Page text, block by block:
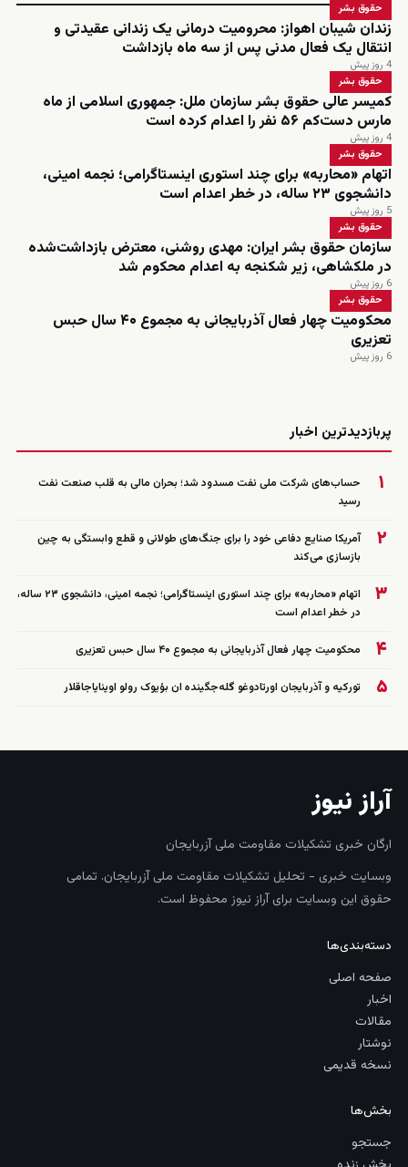
حقوق بشر
زندان شیبان اهواز: محرومیت درمانی یک زندانی عقیدتی و
انتقال یک فعال مدنی پس از سه ماه بازداشت
4 روز پیش
حقوق بشر
کمیسر عالی حقوق بشر سازمان ملل: جمهوری اسلامی از ماه
مارس دست‌کم ۵۶ نفر را اعدام کرده است
4 روز پیش
حقوق بشر
اتهام «محاربه» برای چند استوری اینستاگرامی؛ نجمه امینی،
دانشجوی ۲۳ ساله، در خطر اعدام است
5 روز پیش
حقوق بشر
سازمان حقوق بشر ایران: مهدی روشنی، معترض بازداشت‌شده
در ملکشاهی، زیر شکنجه به اعدام محکوم شد
6 روز پیش
حقوق بشر
محکومیت چهار فعال آذربایجانی به مجموع ۴۰ سال حبس
تعزیری
6 روز پیش
پربازدیدترین اخبار
۱
حساب‌های شرکت ملی نفت مسدود شد؛ بحران مالی به قلب صنعت نفت
رسید
۲
آمریکا صنایع دفاعی خود را برای جنگ‌های طولانی و قطع وابستگی به چین
بازسازی می‌کند
۳
اتهام «محاربه» برای چند استوری اینستاگرامی؛ نجمه امینی، دانشجوی ۲۳ ساله،
در خطر اعدام است
۴ محکومیت چهار فعال آذربایجانی به مجموع ۴۰ سال حبس تعزیری
۵ تورکیه و آذربایجان اورتادوغو گله‌جگینده ان بؤیوک رولو اوینایاجاقلار
آراز نیوز
ارگان خبری تشکیلات مقاومت ملی آزربایجان
وبسایت خبری - تحلیل تشکیلات مقاومت ملی آزربایجان. تمامی
حقوق این وبسایت برای آراز نیوز محفوظ است.
دسته‌بندی‌ها
صفحه اصلی
اخبار
مقالات
نوشتار
نسخه قدیمی
بخش‌ها
جستجو